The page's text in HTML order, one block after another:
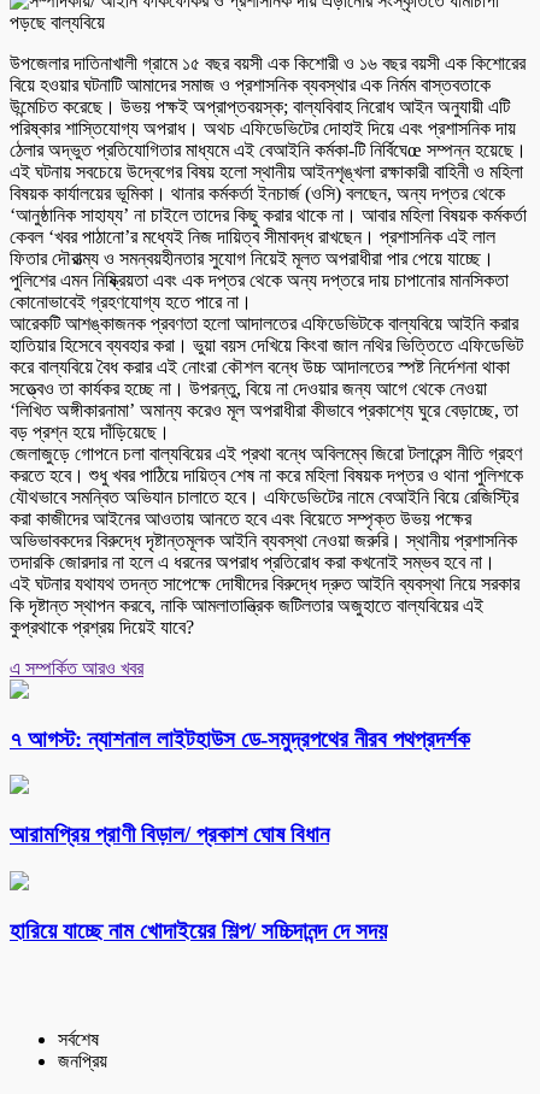
উপজেলার দাতিনাখালী গ্রামে ১৫ বছর বয়সী এক কিশোরী ও ১৬ বছর বয়সী এক কিশোরের
বিয়ে হওয়ার ঘটনাটি আমাদের সমাজ ও প্রশাসনিক ব্যবস্থার এক নির্মম বাস্তবতাকে
উন্মেচিত করেছে। উভয় পক্ষই অপ্রাপ্তবয়স্ক; বাল্যবিবাহ নিরোধ আইন অনুযায়ী এটি
পরিষ্কার শাস্তিযোগ্য অপরাধ। অথচ এফিডেভিটের দোহাই দিয়ে এবং প্রশাসনিক দায়
ঠেলার অদ্ভুত প্রতিযোগিতার মাধ্যমে এই বেআইনি কর্মকা-টি নির্বিঘেœ সম্পন্ন হয়েছে।
এই ঘটনায় সবচেয়ে উদ্বেগের বিষয় হলো স্থানীয় আইনশৃঙ্খলা রক্ষাকারী বাহিনী ও মহিলা
বিষয়ক কার্যালয়ের ভূমিকা। থানার কর্মকর্তা ইনচার্জ (ওসি) বলছেন, অন্য দপ্তর থেকে
‘আনুষ্ঠানিক সাহায্য’ না চাইলে তাদের কিছু করার থাকে না। আবার মহিলা বিষয়ক কর্মকর্তা
কেবল ‘খবর পাঠানো’র মধ্যেই নিজ দায়িত্ব সীমাবদ্ধ রাখছেন। প্রশাসনিক এই লাল
ফিতার দৌরাত্ম্য ও সমন্বয়হীনতার সুযোগ নিয়েই মূলত অপরাধীরা পার পেয়ে যাচ্ছে।
পুলিশের এমন নিষ্ক্রিয়তা এবং এক দপ্তর থেকে অন্য দপ্তরে দায় চাপানোর মানসিকতা
কোনোভাবেই গ্রহণযোগ্য হতে পারে না।
আরেকটি আশঙ্কাজনক প্রবণতা হলো আদালতের এফিডেভিটকে বাল্যবিয়ে আইনি করার
হাতিয়ার হিসেবে ব্যবহার করা। ভুয়া বয়স দেখিয়ে কিংবা জাল নথির ভিত্তিতে এফিডেভিট
করে বাল্যবিয়ে বৈধ করার এই নোংরা কৌশল বন্ধে উচ্চ আদালতের স্পষ্ট নির্দেশনা থাকা
সত্ত্বেও তা কার্যকর হচ্ছে না। উপরন্তু, বিয়ে না দেওয়ার জন্য আগে থেকে নেওয়া
‘লিখিত অঙ্গীকারনামা’ অমান্য করেও মূল অপরাধীরা কীভাবে প্রকাশ্যে ঘুরে বেড়াচ্ছে, তা
বড় প্রশ্ন হয়ে দাঁড়িয়েছে।
জেলাজুড়ে গোপনে চলা বাল্যবিয়ের এই প্রথা বন্ধে অবিলম্বে জিরো টলারেন্স নীতি গ্রহণ
করতে হবে। শুধু খবর পাঠিয়ে দায়িত্ব শেষ না করে মহিলা বিষয়ক দপ্তর ও থানা পুলিশকে
যৌথভাবে সমন্বিত অভিযান চালাতে হবে। এফিডেভিটের নামে বেআইনি বিয়ে রেজিস্ট্রি
করা কাজীদের আইনের আওতায় আনতে হবে এবং বিয়েতে সম্পৃক্ত উভয় পক্ষের
অভিভাবকদের বিরুদ্ধে দৃষ্টান্তমূলক আইনি ব্যবস্থা নেওয়া জরুরি। স্থানীয় প্রশাসনিক
তদারকি জোরদার না হলে এ ধরনের অপরাধ প্রতিরোধ করা কখনোই সম্ভব হবে না।
এই ঘটনার যথাযথ তদন্ত সাপেক্ষে দোষীদের বিরুদ্ধে দ্রুত আইনি ব্যবস্থা নিয়ে সরকার
কি দৃষ্টান্ত স্থাপন করবে, নাকি আমলাতান্ত্রিক জটিলতার অজুহাতে বাল্যবিয়ের এই
কুপ্রথাকে প্রশ্রয় দিয়েই যাবে?
এ সম্পর্কিত আরও খবর
৭ আগস্ট: ন্যাশনাল লাইটহাউস ডে-সমুদ্রপথের নীরব পথপ্রদর্শক
আরামপ্রিয় প্রাণী বিড়াল/ প্রকাশ ঘোষ বিধান
হারিয়ে যাচ্ছে নাম খোদাইয়ের শিল্প/ সচ্চিদানন্দ দে সদয়
সর্বশেষ
জনপ্রিয়